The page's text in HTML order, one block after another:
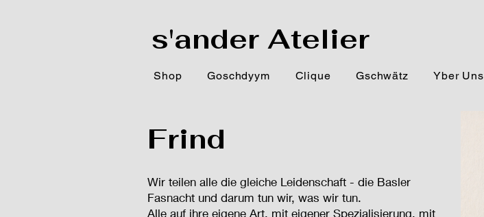
s'ander Atelier
Shop Goschdyym Clique Gschwätz Yber Uns
Frind
Wir teilen alle die gleiche Leidenschaft - die Basler
Fasnacht und darum tun wir, was wir tun.
Alle auf ihre eigene Art, mit eigener Spezialisierung, mit